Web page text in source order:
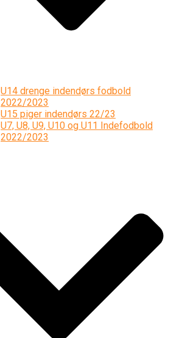
U14 drenge indendørs fodbold
2022/2023
U15 piger indendørs 22/23
U7, U8, U9, U10 og U11 Indefodbold
2022/2023